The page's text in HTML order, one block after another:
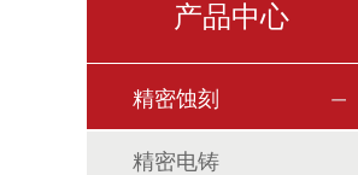
产品中心
精密蚀刻
精密电铸